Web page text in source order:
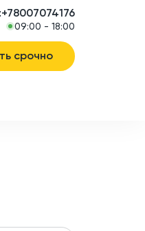
09:00 - 18:00
срочно